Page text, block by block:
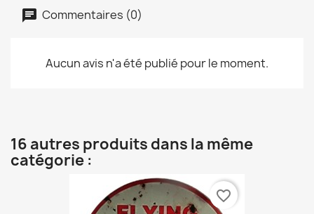
Commentaires (0)
Aucun avis n'a été publié pour le moment.
16 autres produits dans la même
catégorie :
favorite_border